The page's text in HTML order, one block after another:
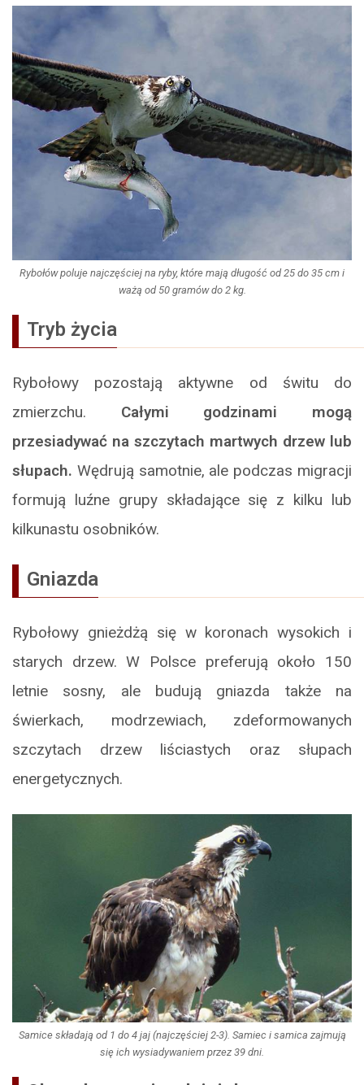
Rybołów poluje najczęściej na ryby, które mają długość od 25 do 35 cm i
ważą od 50 gramów do 2 kg.
Tryb życia
Rybołowy pozostają aktywne od świtu do
zmierzchu. Całymi godzinami mogą
przesiadywać na szczytach martwych drzew lub
słupach. Wędrują samotnie, ale podczas migracji
formują luźne grupy składające się z kilku lub
kilkunastu osobników.
Gniazda
Rybołowy gnieżdżą się w koronach wysokich i
starych drzew. W Polsce preferują około 150
letnie sosny, ale budują gniazda także na
świerkach, modrzewiach, zdeformowanych
szczytach drzew liściastych oraz słupach
energetycznych.
Samice składają od 1 do 4 jaj (najczęściej 2-3). Samiec i samica zajmują
się ich wysiadywaniem przez 39 dni.